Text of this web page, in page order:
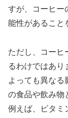
すが、コーヒー
能性があること
ただし、コーヒ
るわけではあり
よっても異なる
の食品や飲み物
例えば、ビタミ